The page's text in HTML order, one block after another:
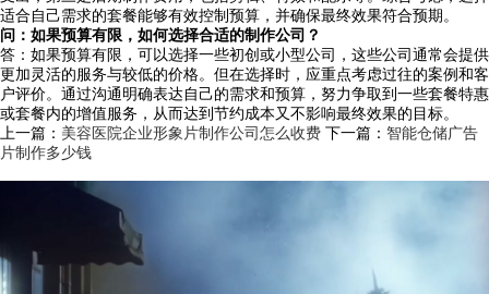
适合自己需求的套餐能够有效控制预算，并确保最终效果符合预期。
问：如果预算有限，如何选择合适的制作公司？
答：如果预算有限，可以选择一些初创或小型公司，这些公司通常会提供
更加灵活的服务与较低的价格。但在选择时，应重点考虑过往的案例和客
户评价。通过沟通明确表达自己的需求和预算，努力争取到一些套餐特惠
或套餐内的增值服务，从而达到节约成本又不影响最终效果的目标。
上一篇： 美容医院企业形象片制作公司怎么收费 下一篇： 智能仓储广告
片制作多少钱